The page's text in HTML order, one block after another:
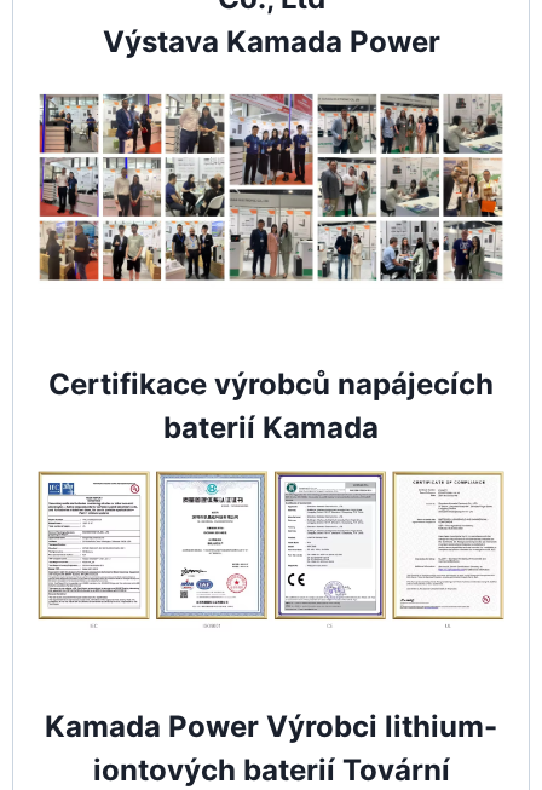
Výstava Kamada Power
Certifikace výrobců napájecích
baterií Kamada
Kamada Power Výrobci lithium-
iontových baterií Tovární